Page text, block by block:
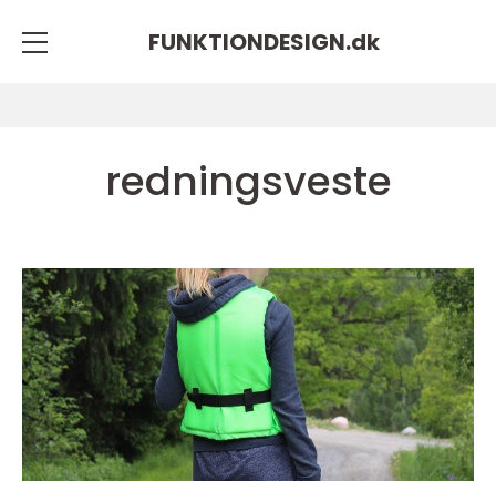
FUNKTIONDESIGN.dk
redningsveste